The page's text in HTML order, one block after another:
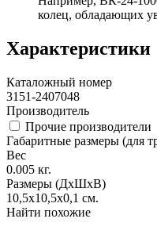
колец, обладающих
Характеристики
Каталожный номер
3151-2407048
Производитель
Прочие производители
Габаритные размеры (для
Вес
0.005 кг.
Размеры (ДхШхВ)
10,5x10,5x0,1 см.
Найти похожие